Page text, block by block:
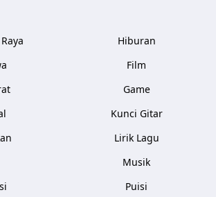
Hiburan
Film
Game
Kunci Gitar
Lirik Lagu
Musik
Puisi